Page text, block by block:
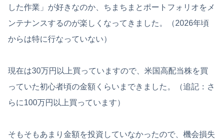
した作業」が好きなのか、ちまちまとポートフォリオをメ
ンテナンスするのが楽しくなってきました。（2026年頃
からは特に行なっていない）
現在は30万円以上買っていますので、米国高配当株を買
っていた初心者頃の金額くらいまできました。（追記：さ
らに100万円以上買っています）
そもそもあまり金額を投資していなかったので、機会損失